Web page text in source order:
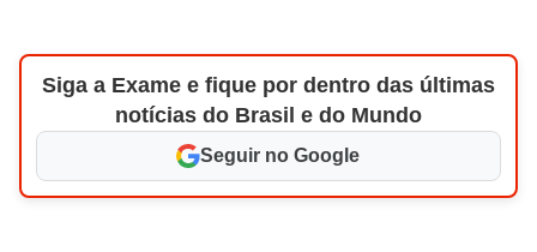
Siga a Exame e fique por dentro das últimas
notícias do Brasil e do Mundo
Seguir no Google